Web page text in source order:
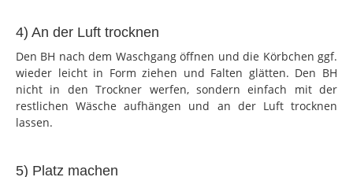
4) An der Luft trocknen
Den BH nach dem Waschgang öffnen und die Körbchen ggf.
wieder leicht in Form ziehen und Falten glätten. Den BH
nicht in den Trockner werfen, sondern einfach mit der
restlichen Wäsche aufhängen und an der Luft trocknen
lassen.
5) Platz machen